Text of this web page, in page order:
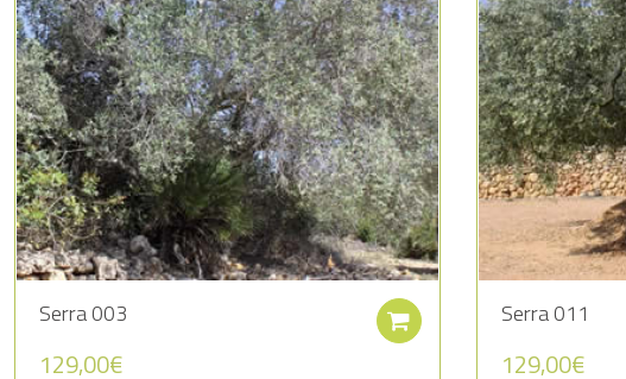
Seleccionar opciones
Serra 003
129,00€
Añadir al carrito
Serra 011
129,00€